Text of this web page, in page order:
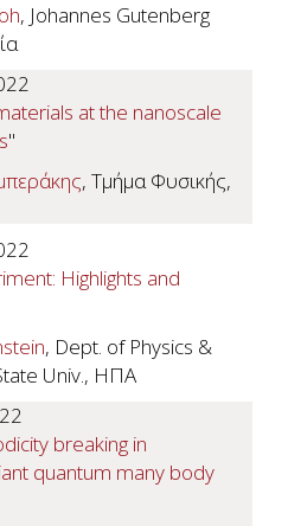
, Johannes Gutenberg
at the nanoscale
"
, Τμήμα Φυσικής,
Highlights and
, Dept. of Physics &
Univ., ΗΠΑ
breaking in
quantum many body